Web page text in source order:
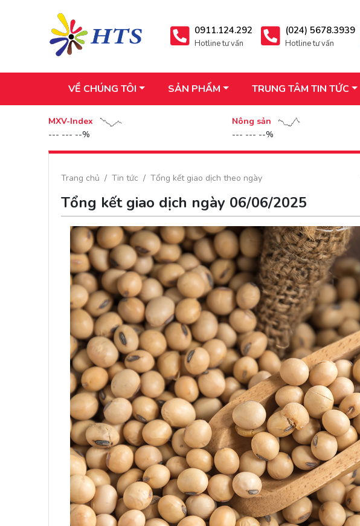
0911.124.292
Hotline tư vấn
(024) 5678.3939
Hotline tư vấn
VỀ CHÚNG TÔI SẢN PHẨM TRUNG TÂM TIN TỨC
MXV-Index
--- --- --%
Nông sản
--- --- --%
Trang chủ Tin tức Tổng kết giao dịch theo ngày
Tổng kết giao dịch ngày 06/06/2025